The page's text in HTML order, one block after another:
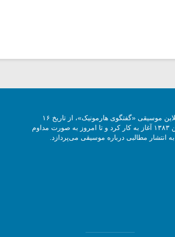
مجله آنلاین موسیقی «گفتگوی هارمونیک»، از تاریخ ۱۶
فروردین ۱۳۸۳ آغاز به کار کرد و تا امروز به صورت مداوم
انتشار مطالبی درباره موسیقی می‌پردازد.